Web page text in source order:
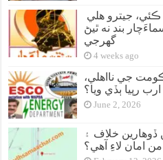
بند نه ٿيڻ
گهرجي
4 weeks ago
جي نااهلي،
June 2, 2026
خلاف ۽
امن امان لاءِ آهي؟